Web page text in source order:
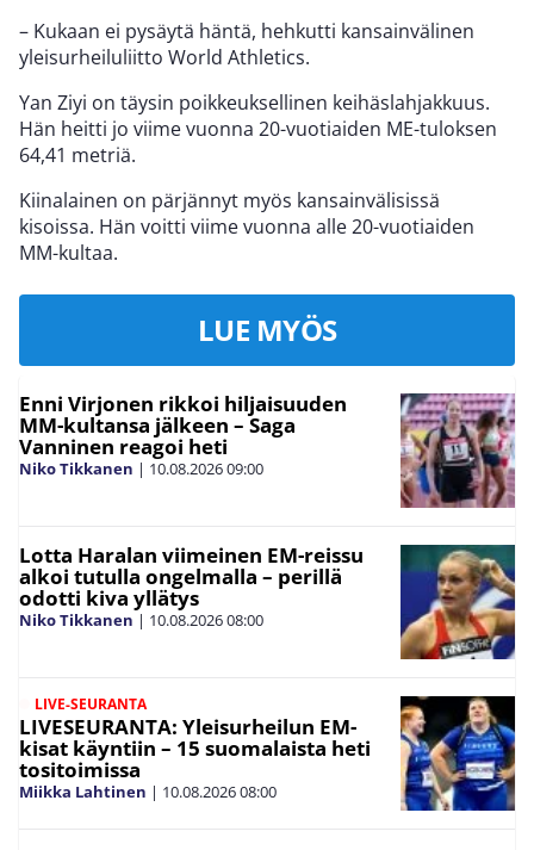
– Kukaan ei pysäytä häntä, hehkutti kansainvälinen
yleisurheiluliitto World Athletics.
Yan Ziyi on täysin poikkeuksellinen keihäslahjakkuus.
Hän heitti jo viime vuonna 20-vuotiaiden ME-tuloksen
64,41 metriä.
Kiinalainen on pärjännyt myös kansainvälisissä
kisoissa. Hän voitti viime vuonna alle 20-vuotiaiden
MM-kultaa.
LUE MYÖS
Enni Virjonen rikkoi hiljaisuuden
MM-kultansa jälkeen – Saga
Vanninen reagoi heti
Niko Tikkanen | 10.08.202609:00
Lotta Haralan viimeinen EM-reissu
alkoi tutulla ongelmalla – perillä
odotti kiva yllätys
Niko Tikkanen | 10.08.202608:00
LIVE-SEURANTA
LIVESEURANTA: Yleisurheilun EM-
kisat käyntiin – 15 suomalaista heti
tositoimissa
Miikka Lahtinen | 10.08.202608:00